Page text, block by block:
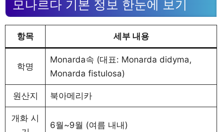
모나르다 기본 정보 한눈에 보기
항목 세부 내용
학명
Monarda속 (대표: Monarda didyma,
Monarda fistulosa)
원산지 북아메리카
개화 시
6월~9월 (여름 내내)